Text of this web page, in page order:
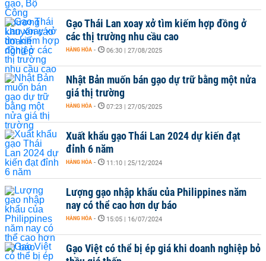
Gạo Thái Lan xoay xở tìm kiếm hợp đồng ở
các thị trường nhu cầu cao
HÀNG HÓA - 06:30 | 27/08/2025
Nhật Bản muốn bán gạo dự trữ bằng một nửa
giá thị trường
HÀNG HÓA - 07:23 | 27/05/2025
Xuất khẩu gạo Thái Lan 2024 dự kiến đạt
đỉnh 6 năm
HÀNG HÓA - 11:10 | 25/12/2024
Lượng gạo nhập khẩu của Philippines năm
nay có thể cao hơn dự báo
HÀNG HÓA - 15:05 | 16/07/2024
Gạo Việt có thể bị ép giá khi doanh nghiệp bỏ